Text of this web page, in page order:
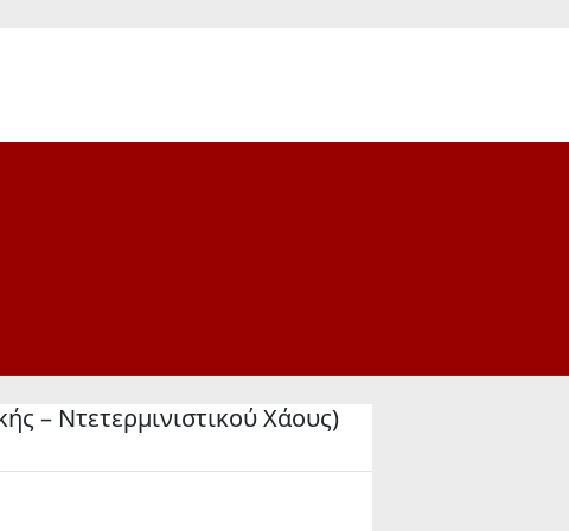
– Ντετερμινιστικού Χάους)